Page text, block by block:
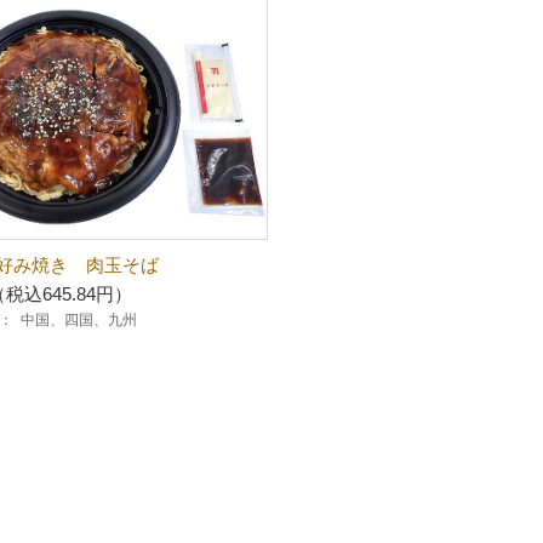
み焼き 肉玉そば
込645.84円）
中国、四国、九州